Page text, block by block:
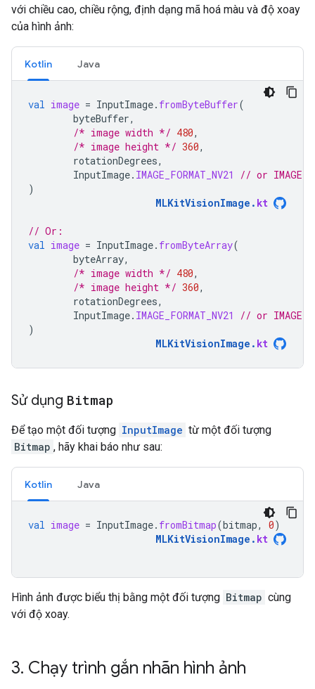
với chiều cao, chiều rộng, định dạng mã hoá màu và độ xoay
của hình ảnh:
Kotlin Java
val image = InputImage. fromByteBuffer(
byteBuffer,
/* image width */ 480,
/* image height */ 360,
rotationDegrees,
InputImage. IMAGE_FORMAT_NV21
// or
)
MLKitVisionImage . kt
// Or:
val image = InputImage. fromByteArray(
byteArray,
/* image width */ 480,
/* image height */ 360,
rotationDegrees,
InputImage. IMAGE_FORMAT_NV21
// or
)
MLKitVisionImage . kt
Sử dụng Bitmap
Để tạo một đối tượng InputImage từ một đối tượng
Bitmap , hãy khai báo như sau:
Kotlin Java
val image = InputImage. fromBitmap(bitmap, 0)
MLKitVisionImage . kt
Hình ảnh được biểu thị bằng một đối tượng Bitmap cùng
với độ xoay.
3. Chạy trình gắn nhãn hình ảnh